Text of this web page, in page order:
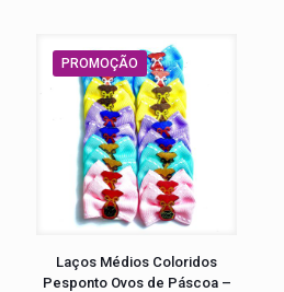
PROMOÇÃO
Laços Médios Coloridos
Pesponto Ovos de Páscoa –